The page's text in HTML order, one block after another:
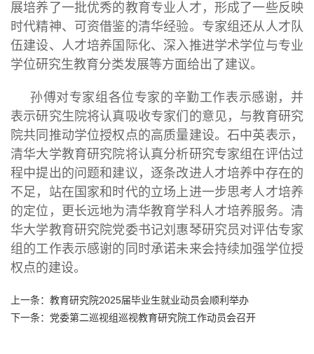
展培养了一批优秀的教育专业人才，形成了一些反映
时代精神、可资借鉴的清华经验。专家组还从人才队
伍建设、人才培养国际化、深入推进学术学位与专业
学位研究生教育分类发展等方面给出了建议。
孙傅对专家组各位专家的辛勤工作表示感谢，并
表示研究生院将认真吸收专家们的意见，与教育研究
院共同推动学位授权点的高质量建设。石中英表示，
清华大学教育研究院将认真分析研究专家组在评估过
程中提出的问题和建议，逐条改进人才培养中存在的
不足，站在国家和时代的立场上进一步思考人才培养
的定位，更长远地为清华教育学科人才培养服务。清
华大学教育研究院党委书记刘惠琴研究员对评估专家
组的工作表示感谢的同时承诺未来会持续加强学位授
权点的建设。
上一条： 教育研究院2025届毕业生就业动员会顺利举办
下一条： 党委第二巡视组巡视教育研究院工作动员会召开